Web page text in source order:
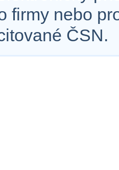
firmy nebo
ČSN.